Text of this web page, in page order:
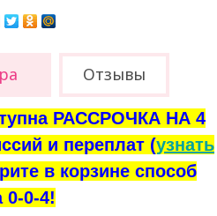
Отзывы
РАССРОЧКА НА 4
и переплат (узнать
в корзине способ
0-0-4!